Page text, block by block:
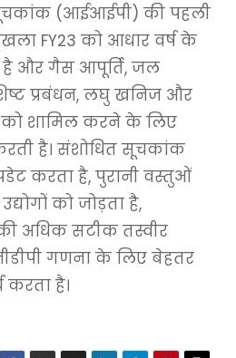
(आईआईपी) की पहली
FY23 को आधार वर्ष के
और गैस आपूर्ति, जल
प्रबंधन, लघु खनिज और
को शामिल करने के लिए
है। संशोधित सूचकांक
करता है, पुरानी वस्तुओं
को जोड़ता है,
अधिक सटीक तस्वीर
गणना के लिए बेहतर
है।